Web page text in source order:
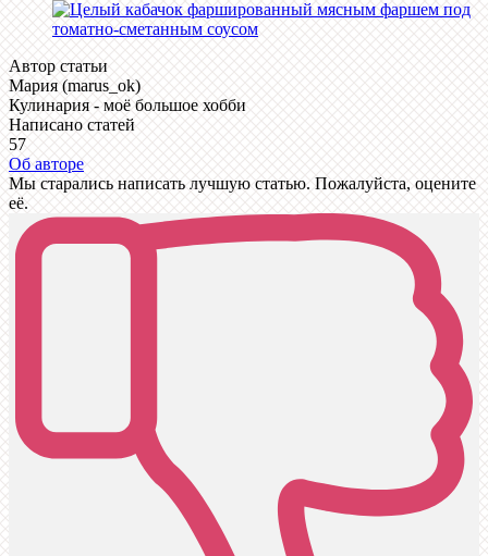
Автор статьи
Мария (marus_ok)
Кулинария - моё большое хобби
Написано статей
57
Об авторе
Мы старались написать лучшую статью. Пожалуйста, оцените
её.